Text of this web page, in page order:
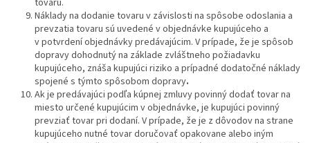
Náklady na dodanie tovaru v závislosti na spôsobe odoslania a
prevzatia tovaru sú uvedené v objednávke kupujúceho a
v potvrdení objednávky predávajúcim. V prípade, že je spôsob
dopravy dohodnutý na základe zvláštneho požiadavku
kupujúceho, znáša kupujúci riziko a prípadné dodatočné náklady
spojené s týmto spôsobom dopravy.
Ak je predávajúci podľa kúpnej zmluvy povinný dodať tovar na
miesto určené kupujúcim v objednávke, je kupujúci povinný
prevziať tovar pri dodaní. V prípade, že je z dôvodov na strane
kupujúceho nutné tovar doručovať opakovane alebo iným